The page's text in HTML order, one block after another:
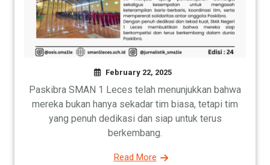
February 22, 2025
Paskibra SMAN 1 Leces telah menunjukkan bahwa
mereka bukan hanya sekadar tim biasa, tetapi tim
yang penuh dedikasi dan siap untuk terus
berkembang.
Read More